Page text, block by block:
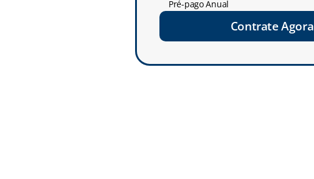
Pré-pago Anual
Contrate Agora